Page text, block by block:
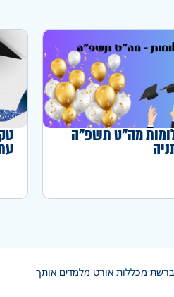
מה"ט תשפ"ה
מכללות אורט מלמדים אותך